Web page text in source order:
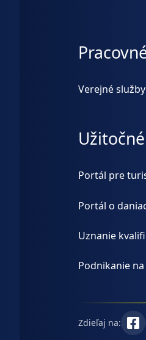
Verejné
Portál pre
Portál o
Uznanie
Podnikanie
Zdieľaj na: